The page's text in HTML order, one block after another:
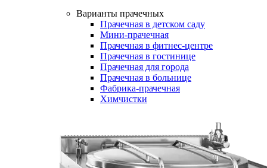
Варианты прачечных
Прачечная в детском саду
Мини-прачечная
Прачечная в фитнес-центре
Прачечная в гостинице
Прачечная для города
Прачечная в больнице
Фабрика-прачечная
Химчистки